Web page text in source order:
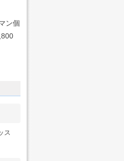
ン個
ス